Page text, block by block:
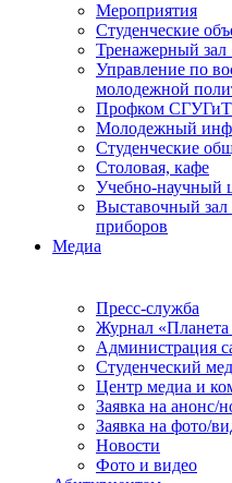
Мероприятия
Студенческие
Тренажерный зал
Управление по
молодежной
Профком СГУГиТ
Молодежный
Студенческие
Столовая, кафе
Учебно-научный
Выставочный зал
приборов
Медиа
Пресс-служба
Журнал
Администрация
Студенческий
Центр медиа и
Заявка на анонс/
Заявка на фото/
Новости
Фото и видео